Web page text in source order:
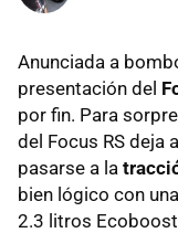
Anunciada a
presentación del
por fin. Para
del Focus RS deja
pasarse a la
bien lógico con
2.3 litros